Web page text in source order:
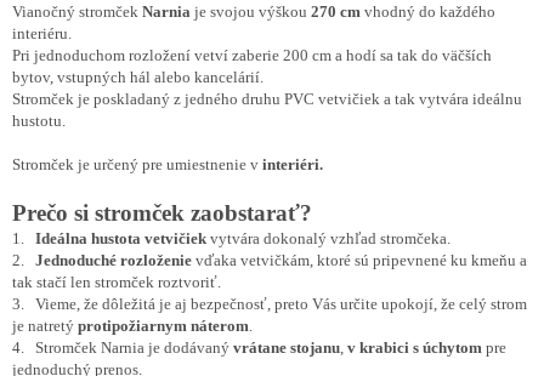
Vianočný stromček Narnia je svojou výškou 270 cm vhodný do každého
interiéru.
Pri jednoduchom rozložení vetví zaberie 200 cm a hodí sa tak do väčších
bytov, vstupných hál alebo kancelárií.
Stromček je poskladaný z jedného druhu PVC vetvičiek a tak vytvára ideálnu
hustotu.
Stromček je určený pre umiestnenie v interiéri.
Prečo si stromček zaobstarať?
1. Ideálna hustota vetvičiek vytvára dokonalý vzhľad stromčeka.
2. Jednoduché rozloženie vďaka vetvičkám, ktoré sú pripevnené ku kmeňu a
tak stačí len stromček roztvoriť.
3. Vieme, že dôležitá je aj bezpečnosť, preto Vás určite upokojí, že celý strom
je natretý protipožiarnym náterom
4. Stromček Narnia je dodávaný vrátane stojanu v krabici s úchytom pre
jednoduchý prenos.